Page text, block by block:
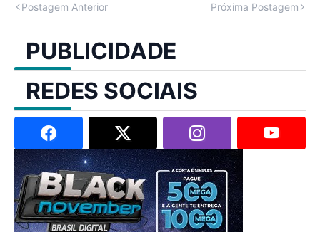
Postagem Anterior Próxima Postagem
PUBLICIDADE
REDES SOCIAIS